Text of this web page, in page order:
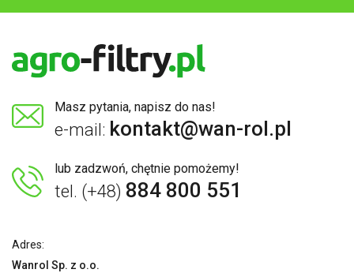
Masz pytania, napisz do nas!
e-mail: kontakt@wan-rol.pl
lub zadzwoń, chętnie pomożemy!
tel. (+48) 884 800 551
Adres:
Wanrol Sp. z o.o.